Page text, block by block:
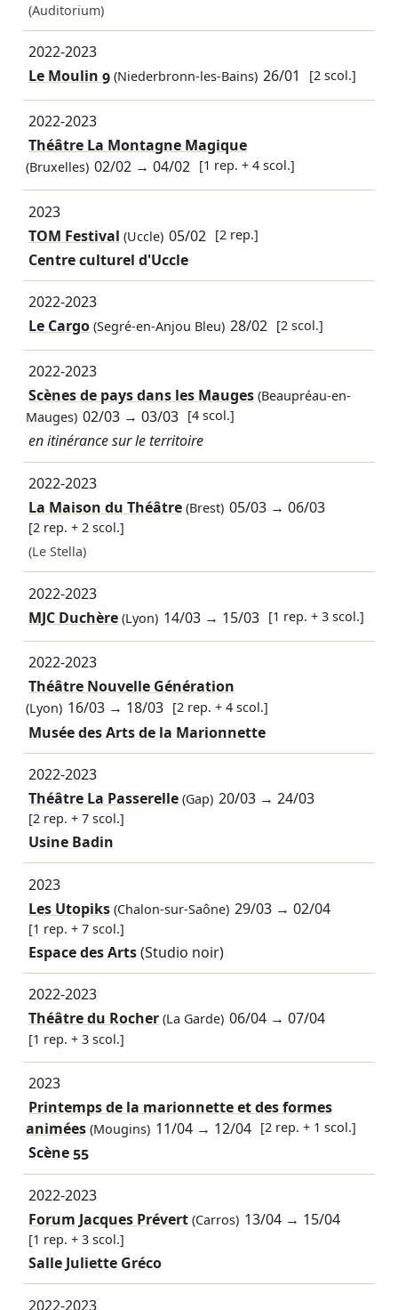
(Auditorium)
2022-2023
Le Moulin 9(Niederbronn-les-Bains) 26/01 [2 scol.]
2022-2023
Théâtre La Montagne Magique
(Bruxelles) 02/02 →04/02 [1 rep. + 4 scol.]
2023
TOM Festival (Uccle) 05/02 [2 rep.]
Centre culturel d'Uccle
2022-2023
Le Cargo(Segré-en-Anjou Bleu) 28/02 [2 scol.]
2022-2023
Scènes de pays dans les Mauges(Beaupréau-en-
Mauges) 02/03 →03/03 [4 scol.]
en itinérance sur le territoire
2022-2023
La Maison du Théâtre(Brest) 05/03 →06/03
[2 rep. + 2 scol.]
(Le Stella)
2022-2023
MJC Duchère(Lyon) 14/03 → 15/03 [1 rep. + 3 scol.]
2022-2023
Théâtre Nouvelle Génération
(Lyon) 16/03 → 18/03 [2 rep. + 4 scol.]
Musée des Arts de la Marionnette
2022-2023
Théâtre La Passerelle(Gap) 20/03 →24/03
[2 rep. + 7 scol.]
Usine Badin
2023
Les Utopiks(Chalon-sur-Saône) 29/03 →02/04
[1 rep. + 7 scol.]
Espace des Arts(Studio noir)
2022-2023
Théâtre du Rocher(La Garde) 06/04 →07/04
[1 rep. + 3 scol.]
2023
Printemps de la marionnette et des formes
animées(Mougins) 11/04 → 12/04 [2 rep. + 1 scol.]
Scène 55
2022-2023
Forum Jacques Prévert(Carros) 13/04 → 15/04
[1 rep. + 3 scol.]
Salle Juliette Gréco
2022-2023